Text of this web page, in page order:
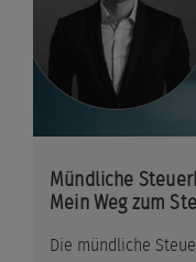
Mündliche
Mein Weg zum
Die mündliche